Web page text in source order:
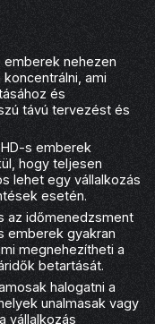
emberek nehezen
ami
és
távú tervezést és
s emberek
hogy teljesen
lehet egy vállalkozás
esetén.
az időmenedzsment
emberek gyakran
megnehezítheti a
betartását.
halogatni a
unalmasak vagy
vállalkozás